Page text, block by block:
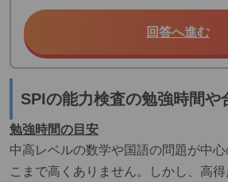
回答へ進む
SPIの能力検査の勉強時間や
勉強時間の目安
中高レベルの数学や国語の問題が中
こまで高くありません。しかし、高